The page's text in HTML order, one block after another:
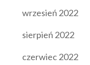
wrzesień 2022
sierpień 2022
czerwiec 2022